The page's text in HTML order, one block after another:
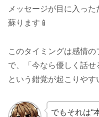
メッセージが目に入っ
蘇ります📱
このタイミングは感情
で、「今なら優しく話
という錯覚が起こりやす
でもそれは“